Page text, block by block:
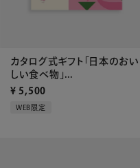
カタログ式ギフト「日本のおい
しい食べ物」...
¥ 5,500
WEB限定